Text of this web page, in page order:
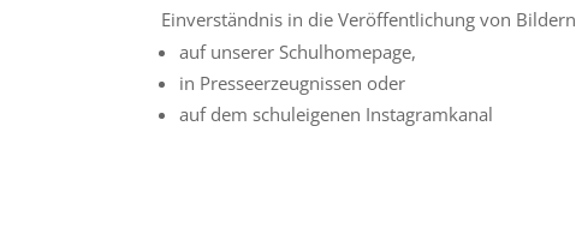
Einverständnis in die Veröffentlichung von Bildern
auf unserer Schulhomepage,
in Presseerzeugnissen oder
auf dem schuleigenen Instagramkanal